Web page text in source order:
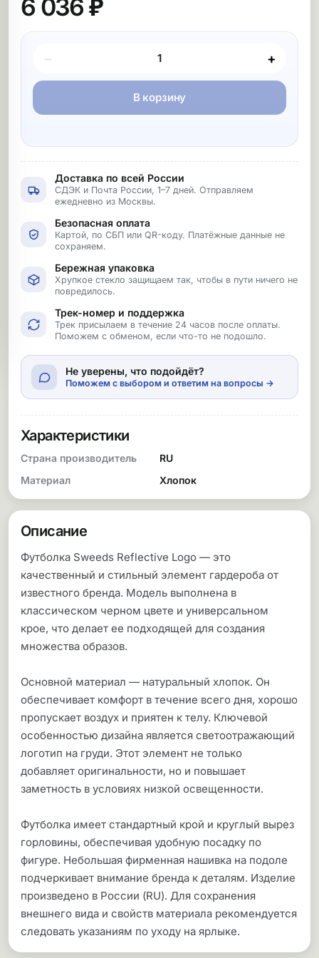
6 036 ₽
Покупка товара
− +
В корзину
Доставка по всей России
СДЭК и Почта России, 1–7 дней. Отправляем
ежедневно из Москвы.
Безопасная оплата
Картой, по СБП или QR-коду. Платёжные данные не
сохраняем.
Бережная упаковка
Хрупкое стекло защищаем так, чтобы в пути ничего не
повредилось.
Трек-номер и поддержка
Трек присылаем в течение 24 часов после оплаты.
Поможем с обменом, если что-то не подошло.
Не уверены, что подойдёт?
Поможем с выбором и ответим на вопросы →
Характеристики
Страна производитель
RU
Материал
Хлопок
Описание
Футболка Sweeds Reflective Logo — это
качественный и стильный элемент гардероба от
известного бренда. Модель выполнена в
классическом черном цвете и универсальном
крое, что делает ее подходящей для создания
множества образов.
Основной материал — натуральный хлопок. Он
обеспечивает комфорт в течение всего дня, хорошо
пропускает воздух и приятен к телу. Ключевой
особенностью дизайна является светоотражающий
логотип на груди. Этот элемент не только
добавляет оригинальности, но и повышает
заметность в условиях низкой освещенности.
Футболка имеет стандартный крой и круглый вырез
горловины, обеспечивая удобную посадку по
фигуре. Небольшая фирменная нашивка на подоле
подчеркивает внимание бренда к деталям. Изделие
произведено в России (RU). Для сохранения
внешнего вида и свойств материала рекомендуется
следовать указаниям по уходу на ярлыке.